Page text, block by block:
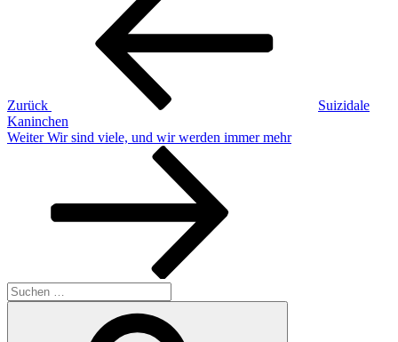
Zurück
Suizidale
Kaninchen
Nächster
Weiter Wir sind viele, und wir werden immer mehr
Suchen
nach: